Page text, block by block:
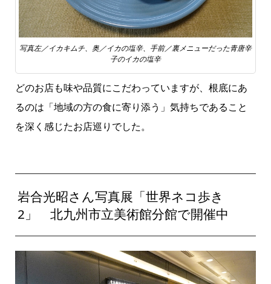
写真左／イカキムチ、奥／イカの塩辛、手前／裏メニューだった青唐辛
子のイカの塩辛
どのお店も味や品質にこだわっていますが、根底にあ
るのは「地域の方の食に寄り添う」気持ちであること
を深く感じたお店巡りでした。
岩合光昭さん写真展「世界ネコ歩き
2」 北九州市立美術館分館で開催中